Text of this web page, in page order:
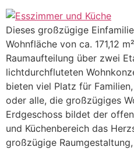
Dieses großzügige
Wohnfläche von ca. 171,12
Raumaufteilung über zwei
lichtdurchfluteten
bieten viel Platz für
oder alle, die großzügiges
Erdgeschoss bildet der
und Küchenbereich das
großzügige